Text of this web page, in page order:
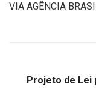
VIA AGÊNCIA
Projeto de Lei